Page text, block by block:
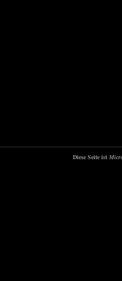
Diese Seite ist